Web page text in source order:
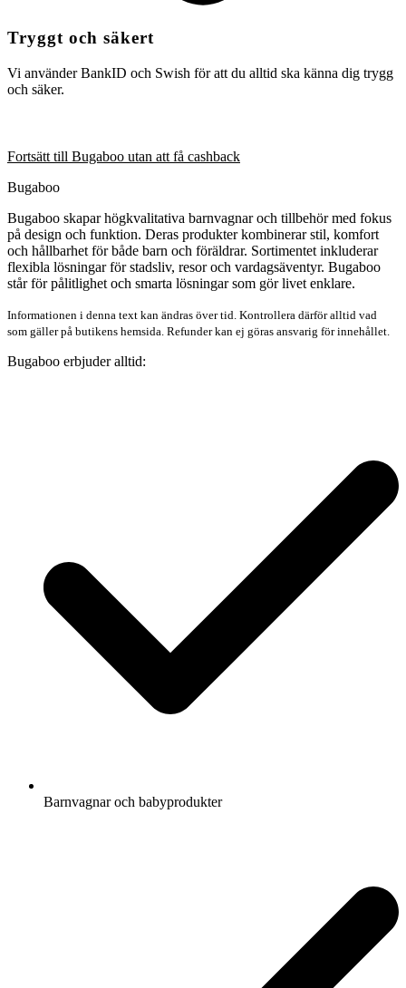
Tryggt och säkert
Vi använder BankID och Swish för att du alltid ska känna dig trygg
och säker.
Fortsätt till Bugaboo utan att få cashback
Bugaboo
Bugaboo skapar högkvalitativa barnvagnar och tillbehör med fokus
på design och funktion. Deras produkter kombinerar stil, komfort
och hållbarhet för både barn och föräldrar. Sortimentet inkluderar
flexibla lösningar för stadsliv, resor och vardagsäventyr. Bugaboo
står för pålitlighet och smarta lösningar som gör livet enklare.
Informationen i denna text kan ändras över tid. Kontrollera därför alltid vad
som gäller på butikens hemsida. Refunder kan ej göras ansvarig för innehållet.
Bugaboo erbjuder alltid:
Barnvagnar och babyprodukter